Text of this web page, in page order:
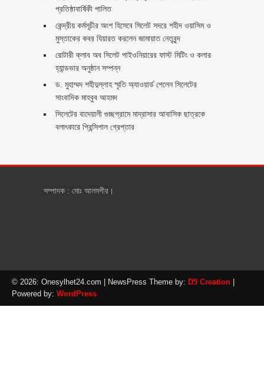
প্রতিষ্ঠাবার্ষিকী পালিত ‎​
কেন্দ্রীয় কর্মসূচীর অংশ হিসেবে সিলেট সদরে শহীদ ওয়াসিম ও
মুস্তাকের কবর যিয়ারত করলেন জামায়াত নেতৃবৃন্দ ‎
রোটারী ক্লাব অব সিলেট পাইওনিয়ারের ফাস্ট মিটিং ও কলার
হ্যান্ডভার অনুষ্ঠান সম্পন্ন
ড. মুহাম্মদ শহীদুল্লাহ স্মৃতি অ্যাওয়ার্ড পেলেন সিলেটের
সাংবাদিক মাহবুব আহমদ
সিলেটের বাদেয়ালী গুচ্ছগ্রামে মাদ্রাসার আবাসিক ছাত্রকে
বলাৎকারে প্রিন্সিপাল গ্রেপ্তার ‎
সম্পাদক : মোঃ আলমগীর।
© 2026: Onesylhet24.com | NewsPress Theme by: D5 Creation
Powered by: WordPress